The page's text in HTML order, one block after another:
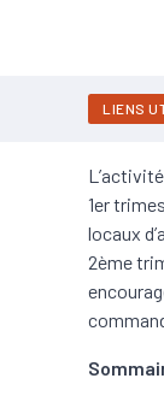
LIENS
1er
locaux
2ème